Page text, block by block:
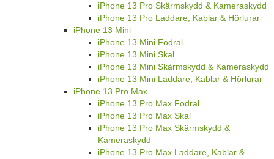
iPhone 13 Pro Skärmskydd & Kameraskydd
iPhone 13 Pro Laddare, Kablar & Hörlurar
iPhone 13 Mini
iPhone 13 Mini Fodral
iPhone 13 Mini Skal
iPhone 13 Mini Skärmskydd & Kameraskydd
iPhone 13 Mini Laddare, Kablar & Hörlurar
iPhone 13 Pro Max
iPhone 13 Pro Max Fodral
iPhone 13 Pro Max Skal
iPhone 13 Pro Max Skärmskydd &
Kameraskydd
iPhone 13 Pro Max Laddare, Kablar &